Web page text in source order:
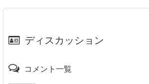
ディスカッション
コメント一覧